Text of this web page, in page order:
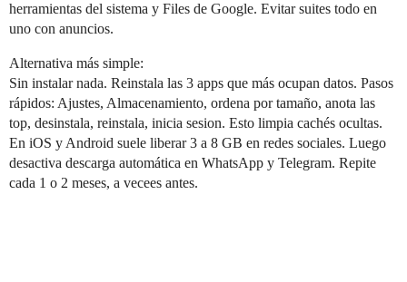
herramientas del sistema y Files de Google. Evitar suites todo en
uno con anuncios.
Alternativa más simple:
Sin instalar nada. Reinstala las 3 apps que más ocupan datos. Pasos
rápidos: Ajustes, Almacenamiento, ordena por tamaño, anota las
top, desinstala, reinstala, inicia sesion. Esto limpia cachés ocultas.
En iOS y Android suele liberar 3 a 8 GB en redes sociales. Luego
desactiva descarga automática en WhatsApp y Telegram. Repite
cada 1 o 2 meses, a vecees antes.